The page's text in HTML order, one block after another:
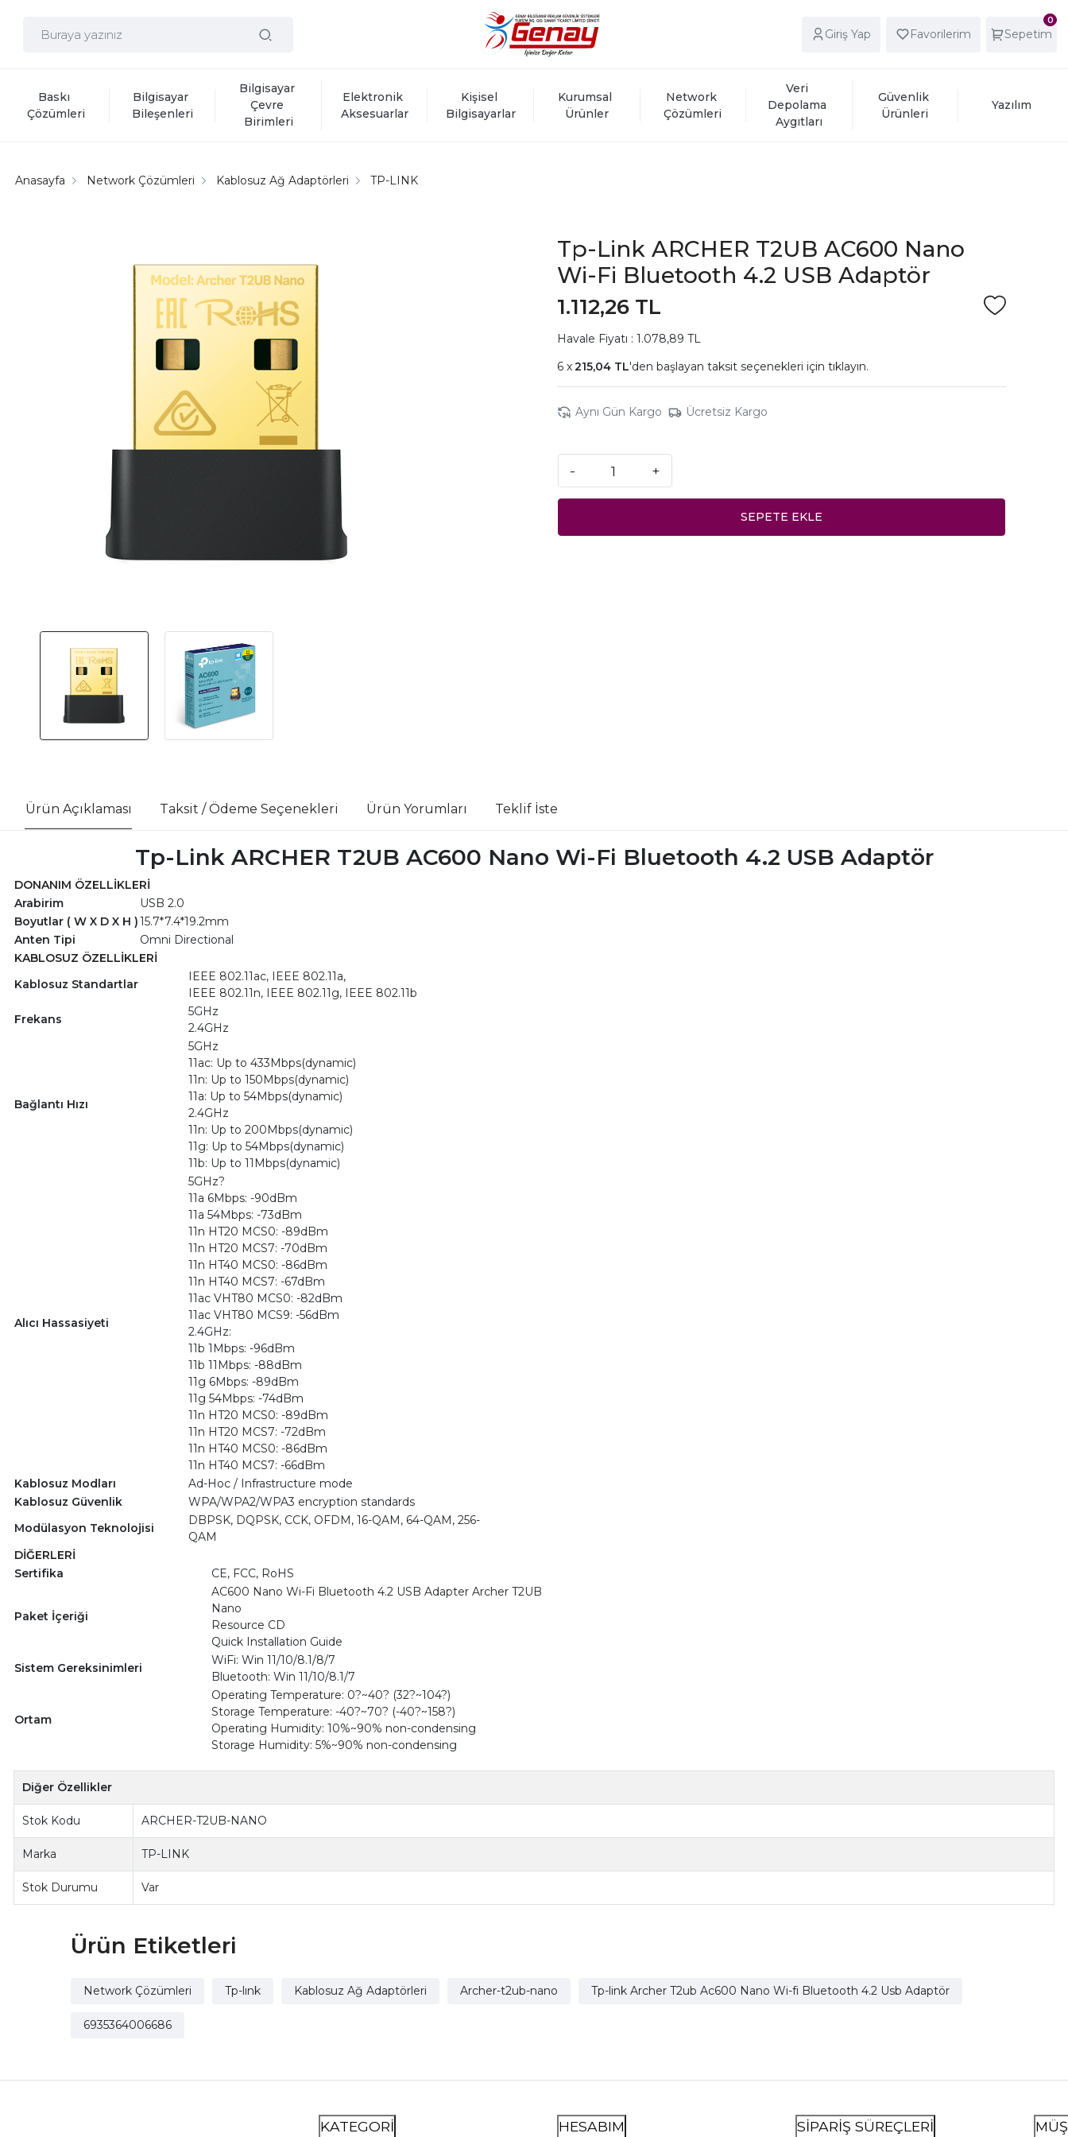
Giriş Yap Favorilerim
0
Sepetim
Baskı
Çözümleri
Bilgisayar
Bileşenleri
Bilgisayar
Çevre
Birimleri
Elektronik
Aksesuarlar
Kişisel
Bilgisayarlar
Kurumsal
Ürünler
Network
Çözümleri
Veri
Depolama
Aygıtları
Güvenlik
Ürünleri
Yazılım
Anasayfa Network Çözümleri Kablosuz Ağ Adaptörleri TP-LINK
Tp-Link ARCHER T2UB AC600 Nano
Wi-Fi Bluetooth 4.2 USB Adaptör
1.112,26 TL
Havale Fiyatı : 1.078,89 TL
215,04 TL'den başlayan taksit seçenekleri için tıklayın.
Aynı Gün Kargo Ücretsiz Kargo
- +
SEPETE EKLE
Ürün Açıklaması Taksit / Ödeme Seçenekleri Ürün Yorumları Teklif İste
Tp-Link ARCHER T2UB AC600 Nano Wi-Fi Bluetooth 4.2 USB Adaptör
DONANIM ÖZELLİKLERİ
Arabirim
USB 2.0
Boyutlar ( W X D X H )15.7*7.4*19.2mm
Anten Tipi
Omni Directional
KABLOSUZ ÖZELLİKLERİ
Kablosuz Standartlar
IEEE 802.11ac, IEEE 802.11a,
IEEE 802.11n, IEEE 802.11g, IEEE 802.11b
Frekans
5GHz
2.4GHz
Bağlantı Hızı
5GHz
11ac: Up to 433Mbps(dynamic)
11n: Up to 150Mbps(dynamic)
11a: Up to 54Mbps(dynamic)
2.4GHz
11n: Up to 200Mbps(dynamic)
11g: Up to 54Mbps(dynamic)
11b: Up to 11Mbps(dynamic)
Alıcı Hassasiyeti
5GHz?
11a 6Mbps: -90dBm
11a 54Mbps: -73dBm
11n HT20 MCS0: -89dBm
11n HT20 MCS7: -70dBm
11n HT40 MCS0: -86dBm
11n HT40 MCS7: -67dBm
11ac VHT80 MCS0: -82dBm
11ac VHT80 MCS9: -56dBm
2.4GHz:
11b 1Mbps: -96dBm
11b 11Mbps: -88dBm
11g 6Mbps: -89dBm
11g 54Mbps: -74dBm
11n HT20 MCS0: -89dBm
11n HT20 MCS7: -72dBm
11n HT40 MCS0: -86dBm
11n HT40 MCS7: -66dBm
Kablosuz Modları
Ad-Hoc / Infrastructure mode
Kablosuz Güvenlik
WPA/WPA2/WPA3 encryption standards
Modülasyon Teknolojisi
DBPSK, DQPSK, CCK, OFDM, 16-QAM, 64-QAM, 256-
QAM
DİĞERLERİ
Sertifika
CE, FCC, RoHS
Paket İçeriği
AC600 Nano Wi-Fi Bluetooth 4.2 USB Adapter Archer T2UB
Nano
Resource CD
Quick Installation Guide
Sistem Gereksinimleri
WiFi: Win 11/10/8.1/8/7
Bluetooth: Win 11/10/8.1/7
Ortam
Operating Temperature: 0?~40? (32?~104?)
Storage Temperature: -40?~70? (-40?~158?)
Operating Humidity: 10%~90% non-condensing
Storage Humidity: 5%~90% non-condensing
Diğer Özellikler
Stok Kodu ARCHER-T2UB-NANO
Marka TP-LINK
Stok Durumu Var
Ürün Etiketleri
Network Çözümleri Tp-lınk Kablosuz Ağ Adaptörleri Archer-t2ub-nano Tp-link Archer T2ub Ac600 Nano Wi-fi Bluetooth 4.2 Usb Adaptör
6935364006686
KATEGORİ HESABIM SİPARİŞ SÜREÇLERİ